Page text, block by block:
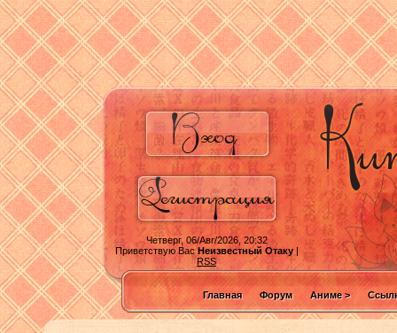
Четверг, 06/Авг/2026, 20:32
Приветствую ВасНеизвестный Отаку|
RSS
Главная Форум Аниме >